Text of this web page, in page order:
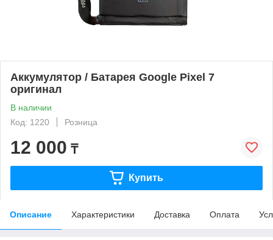
Аккумулятор / Батарея Google Pixel 7
оригинал
В наличии
Код: 1220
Розница
12 000 ₸
Купить
Описание Характеристики Доставка Оплата